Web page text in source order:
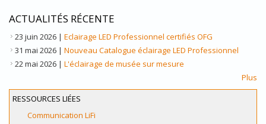
ACTUALITÉS RÉCENTE
23 juin 2026 | Eclairage LED Professionnel certifiés OFG
31 mai 2026 | Nouveau Catalogue éclairage LED Professionnel
22 mai 2026 | L'éclairage de musée sur mesure
Plus
RESSOURCES LIÉES
Communication LiFi